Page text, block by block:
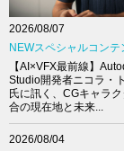
2026/08/07
NEWスペシャルコンテ
【AI×VFX最前線】
Studio開発者ニコラ・
氏に訊く、CGキャラ
合の現在地と未来...
2026/08/04